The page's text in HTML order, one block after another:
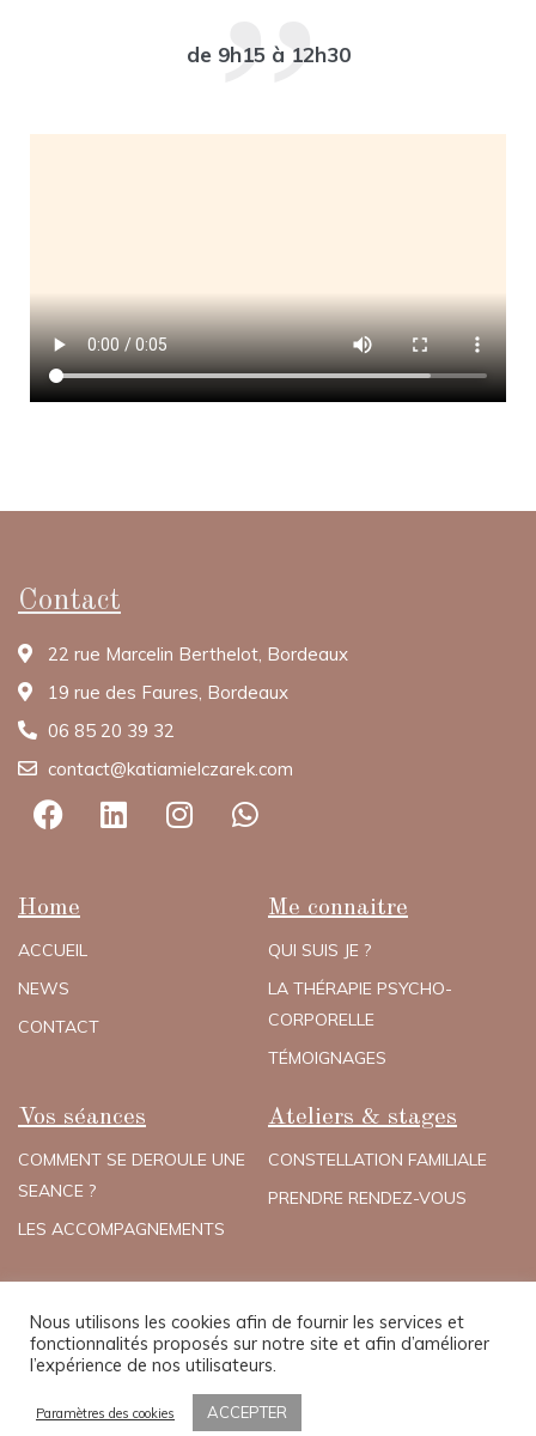
de 9h15 à 12h30
Contact
22 rue Marcelin Berthelot, Bordeaux
19 rue des Faures, Bordeaux
06 85 20 39 32
contact@katiamielczarek.com
Home
ACCUEIL
NEWS
CONTACT
Me connaitre
QUI SUIS JE ?
LA THÉRAPIE PSYCHO-
CORPORELLE
TÉMOIGNAGES
Vos séances
COMMENT SE DEROULE UNE
SEANCE ?
LES ACCOMPAGNEMENTS
Ateliers & stages
CONSTELLATION FAMILIALE
PRENDRE RENDEZ-VOUS
Politique de confidentialité
Mentions légales
Cookies
COPYRIGHT © 2023 KATIAMIELCZAREK
Nous utilisons les cookies afin de fournir les services et
fonctionnalités proposés sur notre site et afin d’améliorer
l’expérience de nos utilisateurs.
Paramètres des cookies ACCEPTER